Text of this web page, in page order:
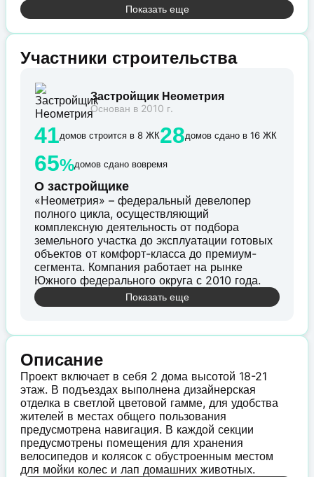
Показать еще
Участники строительства
Застройщик Неометрия
Основан в 2010 г.
41домов строится в 8 ЖК28домов сдано в 16 ЖК
65%домов сдано вовремя
О застройщике
«Неометрия» – федеральный девелопер
полного цикла, осуществляющий
комплексную деятельность от подбора
земельного участка до эксплуатации готовых
объектов от комфорт-класса до премиум-
сегмента. Компания работает на рынке
Южного федерального округа с 2010 года.
Показать еще
Описание
Проект включает в себя 2 дома высотой 18-21
этаж. В подъездах выполнена дизайнерская
отделка в светлой цветовой гамме, для удобства
жителей в местах общего пользования
предусмотрена навигация. В каждой секции
предусмотрены помещения для хранения
велосипедов и колясок с обустроенным местом
для мойки колес и лап домашних животных.